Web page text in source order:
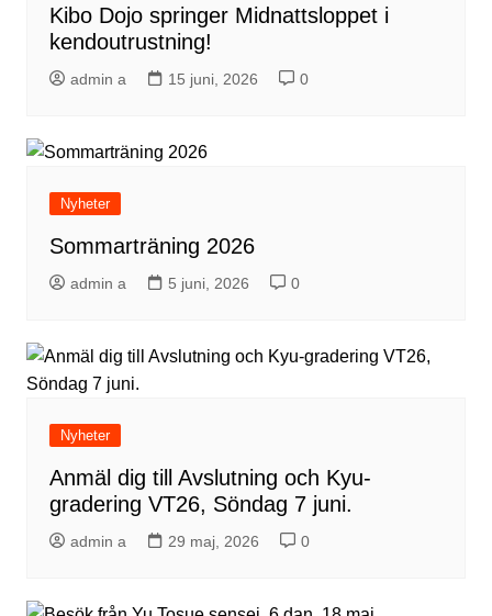
Kibo Dojo springer Midnattsloppet i
kendoutrustning!
admin a 15 juni, 2026 0
Nyheter
Sommarträning 2026
admin a 5 juni, 2026 0
Nyheter
Anmäl dig till Avslutning och Kyu-
gradering VT26, Söndag 7 juni.
admin a 29 maj, 2026 0